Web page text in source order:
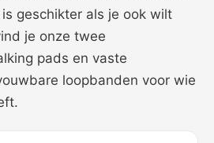
geschikter als je ook wilt
je onze twee
pads en vaste
loopbanden voor wie